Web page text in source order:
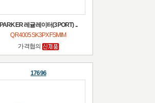
PARKER 레귤레이터(3PORT) ..
QR4005SK3PXFSMIM
가격협의
17696